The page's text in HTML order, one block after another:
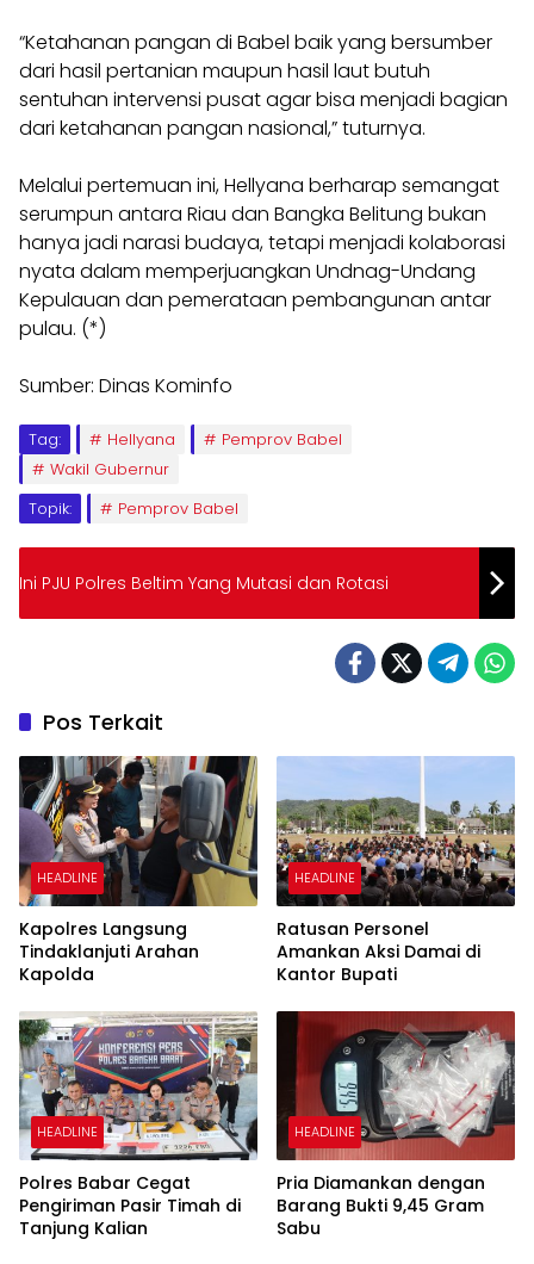
“Ketahanan pangan di Babel baik yang bersumber
dari hasil pertanian maupun hasil laut butuh
sentuhan intervensi pusat agar bisa menjadi bagian
dari ketahanan pangan nasional,” tuturnya.
Melalui pertemuan ini, Hellyana berharap semangat
serumpun antara Riau dan Bangka Belitung bukan
hanya jadi narasi budaya, tetapi menjadi kolaborasi
nyata dalam memperjuangkan Undnag-Undang
Kepulauan dan pemerataan pembangunan antar
pulau. (*)
Sumber: Dinas Kominfo
Tag: Hellyana
Pemprov Babel
Wakil Gubernur
Topik:
Pemprov Babel
Ini PJU Polres Beltim Yang Mutasi dan Rotasi
Pos Terkait
HEADLINE
Kapolres Langsung
Tindaklanjuti Arahan
Kapolda
HEADLINE
Ratusan Personel
Amankan Aksi Damai di
Kantor Bupati
HEADLINE
Polres Babar Cegat
Pengiriman Pasir Timah di
Tanjung Kalian
HEADLINE
Pria Diamankan dengan
Barang Bukti 9,45 Gram
Sabu